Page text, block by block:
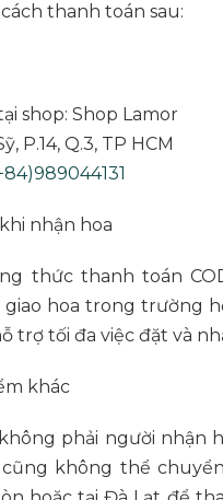
thanh toán sau:
shop: Shop Lamor
P.14, Q.3, TP HCM
nhận hoa
thức thanh toán
hoa trong trường
trợ tối đa việc đặt và
khác
phải người nhận
không thể